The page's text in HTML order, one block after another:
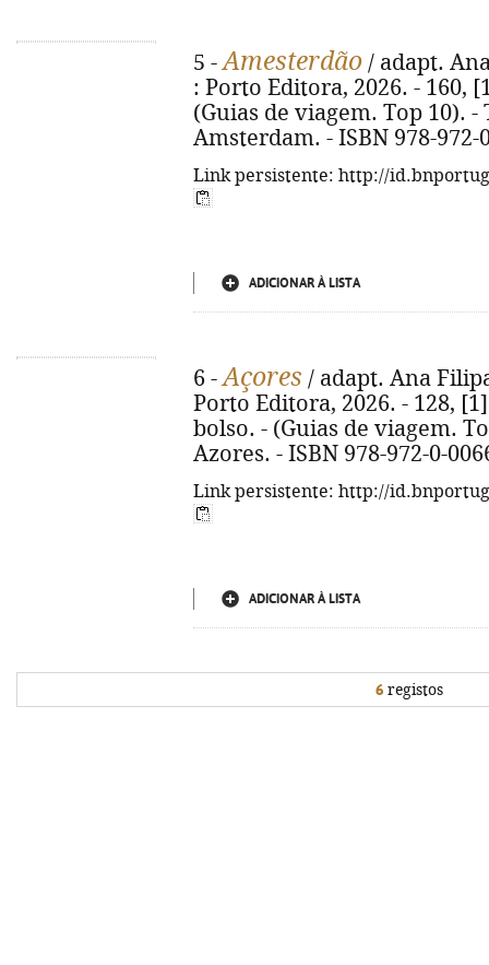
5 -Amesterdão / adapt.
: Porto Editora, 2026. - 160,
(Guias de viagem. Top 10).
Amsterdam. - ISBN 978-972-
Link persistente: http://
ADICIONAR À LISTA
6 -Açores / adapt. Ana
Porto Editora, 2026. - 128,
bolso. - (Guias de viagem.
Azores. - ISBN 978-972-0-
Link persistente: http://
ADICIONAR À LISTA
6 registos